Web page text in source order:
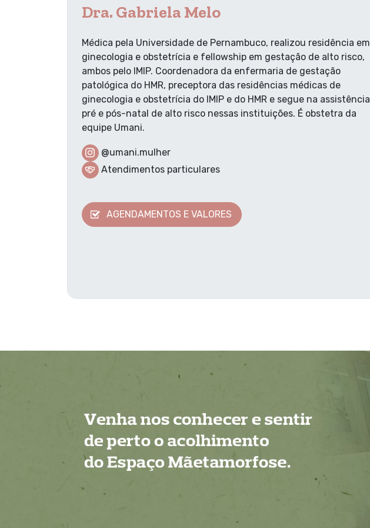
Dra. Gabriela Melo
Médica pela Universidade de Pernambuco, realizou residência em
ginecologia e obstetrícia e fellowship em gestação de alto risco,
ambos pelo IMIP. Coordenadora da enfermaria de gestação
patológica do HMR, preceptora das residências médicas de
ginecologia e obstetrícia do IMIP e do HMR e segue na assistência
pré e pós-natal de alto risco nessas instituições. É obstetra da
equipe Umani.
@umani.mulher
Atendimentos particulares
AGENDAMENTOS E VALORES